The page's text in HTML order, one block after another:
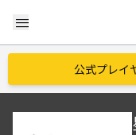
menu
公式プレイ